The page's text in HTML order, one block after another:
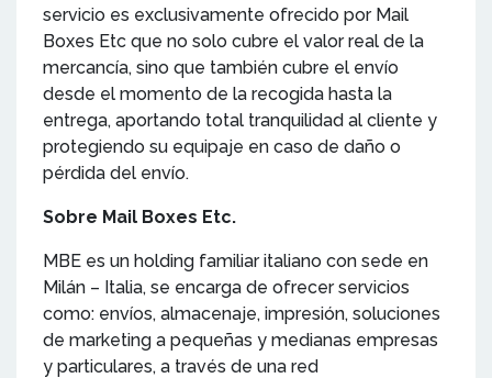
servicio es exclusivamente ofrecido por Mail
Boxes Etc que no solo cubre el valor real de la
mercancía, sino que también cubre el envío
desde el momento de la recogida hasta la
entrega, aportando total tranquilidad al cliente y
protegiendo su equipaje en caso de daño o
pérdida del envío.
Sobre Mail Boxes Etc.
MBE es un holding familiar italiano con sede en
Milán – Italia, se encarga de ofrecer servicios
como: envíos, almacenaje, impresión, soluciones
de marketing a pequeñas y medianas empresas
y particulares, a través de una red